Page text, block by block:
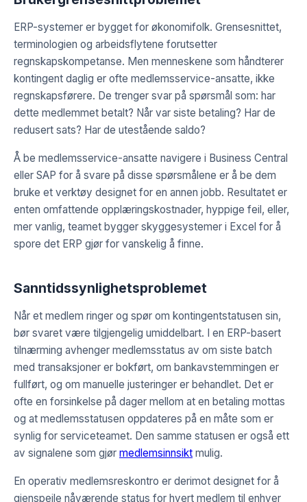
ERP-systemer er bygget for økonomifolk. Grensesnittet,
terminologien og arbeidsflytene forutsetter
regnskapskompetanse. Men menneskene som håndterer
kontingent daglig er ofte medlemsservice-ansatte, ikke
regnskapsførere. De trenger svar på spørsmål som: har
dette medlemmet betalt? Når var siste betaling? Har de
redusert sats? Har de utestående saldo?
Å be medlemsservice-ansatte navigere i Business Central
eller SAP for å svare på disse spørsmålene er å be dem
bruke et verktøy designet for en annen jobb. Resultatet er
enten omfattende opplæringskostnader, hyppige feil, eller,
mer vanlig, teamet bygger skyggesystemer i Excel for å
spore det ERP gjør for vanskelig å finne.
Sanntidssynlighetsproblemet
Når et medlem ringer og spør om kontingentstatusen sin,
bør svaret være tilgjengelig umiddelbart. I en ERP-basert
tilnærming avhenger medlemsstatus av om siste batch
med transaksjoner er bokført, om bankavstemmingen er
fullført, og om manuelle justeringer er behandlet. Det er
ofte en forsinkelse på dager mellom at en betaling mottas
og at medlemsstatusen oppdateres på en måte som er
synlig for serviceteamet. Den samme statusen er også ett
av signalene som gjør medlemsinnsikt mulig.
En operativ medlemsreskontro er derimot designet for å
gjenspeile nåværende status for hvert medlem til enhver